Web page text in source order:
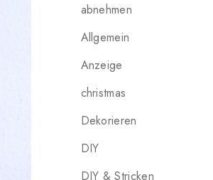
abnehmen
Allgemein
Anzeige
christmas
Dekorieren
DIY
DIY & Stricken